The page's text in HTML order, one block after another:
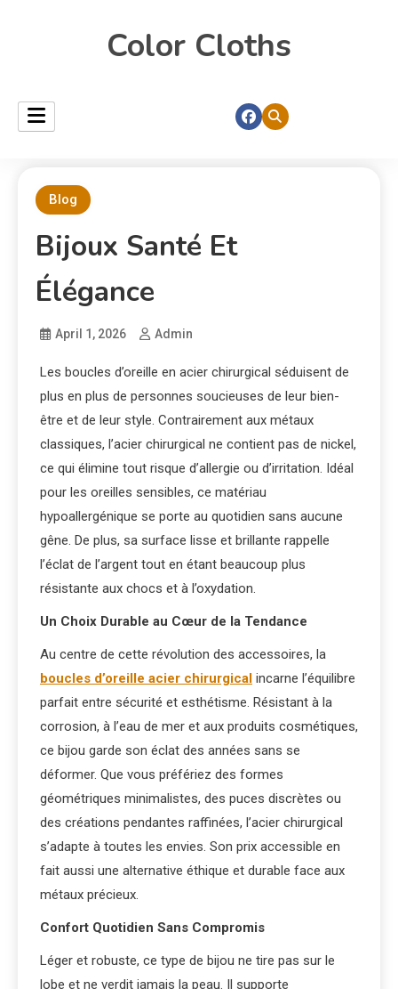
Color Cloths
Blog
Bijoux Santé Et
Élégance
April 1, 2026 Admin
Les boucles d’oreille en acier chirurgical séduisent de
plus en plus de personnes soucieuses de leur bien-
être et de leur style. Contrairement aux métaux
classiques, l’acier chirurgical ne contient pas de nickel,
ce qui élimine tout risque d’allergie ou d’irritation. Idéal
pour les oreilles sensibles, ce matériau
hypoallergénique se porte au quotidien sans aucune
gêne. De plus, sa surface lisse et brillante rappelle
l’éclat de l’argent tout en étant beaucoup plus
résistante aux chocs et à l’oxydation.
Un Choix Durable au Cœur de la Tendance
Au centre de cette révolution des accessoires, la
boucles d’oreille acier chirurgical incarne l’équilibre
parfait entre sécurité et esthétisme. Résistant à la
corrosion, à l’eau de mer et aux produits cosmétiques,
ce bijou garde son éclat des années sans se
déformer. Que vous préfériez des formes
géométriques minimalistes, des puces discrètes ou
des créations pendantes raffinées, l’acier chirurgical
s’adapte à toutes les envies. Son prix accessible en
fait aussi une alternative éthique et durable face aux
métaux précieux.
Confort Quotidien Sans Compromis
Léger et robuste, ce type de bijou ne tire pas sur le
lobe et ne verdit jamais la peau. Il supporte